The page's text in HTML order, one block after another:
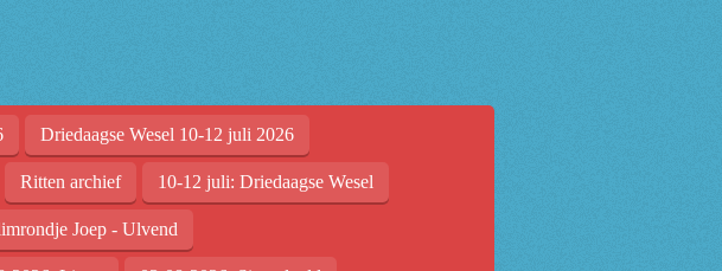
Driedaagse Wesel 10-12 juli 2026
Ritten archief 10-12 juli: Driedaagse Wesel
Joep - Ulvend